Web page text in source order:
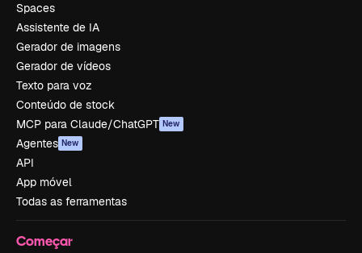
Spaces
Assistente de IA
Gerador de imagens
Gerador de vídeos
Texto para voz
Conteúdo de stock
MCP para Claude/ChatGPT New
Agentes New
API
App móvel
Todas as ferramentas
Começar